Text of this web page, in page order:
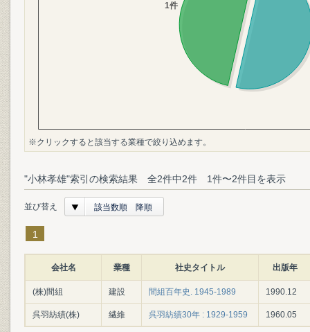
※クリックすると該当する業種で絞り込めます。
"小林孝雄"索引の検索結果 全2件中2件 1件〜2件目を表示
並び替え 該当数順 降順
1
会社名 業種 社史タイトル 出版年
(株)間組 建設 間組百年史. 1945-1989 1990.12
呉羽紡績(株) 繊維 呉羽紡績30年 : 1929-1959 1960.05